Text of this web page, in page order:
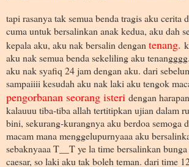
tapi rasanya tak semua benda tragis aku cerita
cuma untuk bersalinkan anak kedua, aku dah
kepala aku, aku nak bersalin dengan tenang.
aku nak semua benda sekeliling aku
aku nak syafiq 24 jam dengan aku. dari
sampaiiii kesudah aku nak laki aku tengok
pengorbanan seorang isteri dengan
kalauuu tiba-tiba allah tertitipkan ujian dalam
bini, sekurang-kurangnya aku berdoa semoga
macam mana menggelupurnyaaa aku
sebaknyaaa T__T ye la time bersalinkan
caesar, so laki aku tak boleh teman. dari time